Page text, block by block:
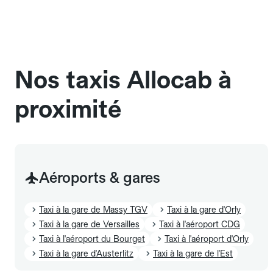
Nos taxis Allocab à
proximité
Aéroports & gares
Taxi à la gare de Massy TGV
Taxi à la gare d'Orly
Taxi à la gare de Versailles
Taxi à l'aéroport CDG
Taxi à l'aéroport du Bourget
Taxi à l'aéroport d'Orly
Taxi à la gare d'Austerlitz
Taxi à la gare de l'Est